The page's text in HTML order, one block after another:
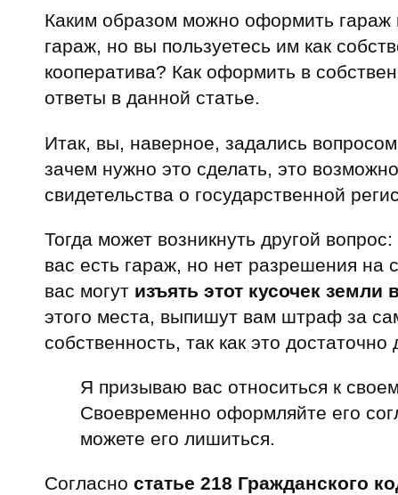
Каким образом можно оформить гараж
гараж, но вы пользуетесь им как
кооператива? Как оформить в
ответы в данной статье.
Итак, вы, наверное, задались
зачем нужно это сделать, это
свидетельства о государственной
Тогда может возникнуть другой вопрос:
вас есть гараж, но нет разрешения на
вас могут изъять этот кусочек
этого места, выпишут вам штраф за
собственность, так как это
Я призываю вас относиться к
Своевременно оформляйте его
можете его лишиться.
Согласно статье 218 Гражданского